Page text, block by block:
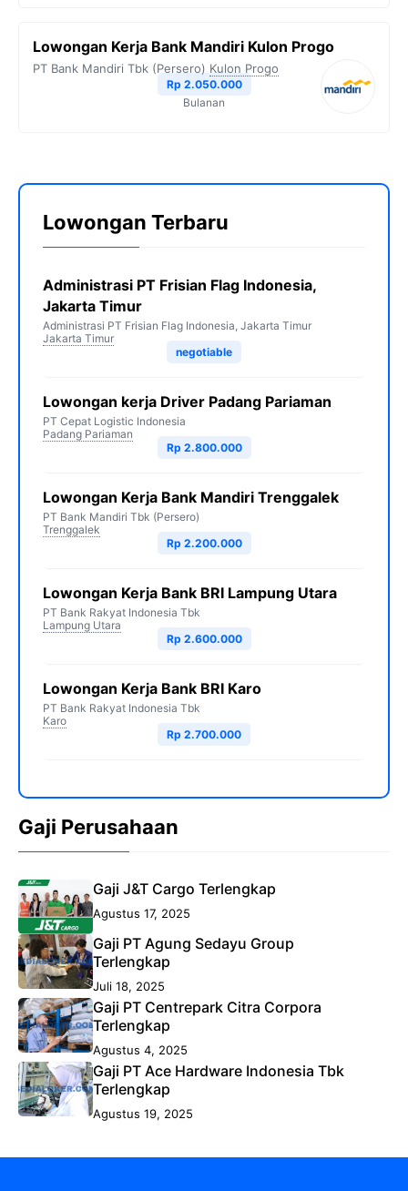
Lowongan Kerja Bank Mandiri Kulon Progo
PT Bank Mandiri Tbk (Persero) Kulon Progo
Rp 2.050.000
Bulanan
Lowongan Terbaru
Administrasi PT Frisian Flag Indonesia,
Jakarta Timur
Administrasi PT Frisian Flag Indonesia, Jakarta Timur
Jakarta Timur
negotiable
Lowongan kerja Driver Padang Pariaman
PT Cepat Logistic Indonesia
Padang Pariaman
Rp 2.800.000
Lowongan Kerja Bank Mandiri Trenggalek
PT Bank Mandiri Tbk (Persero)
Trenggalek
Rp 2.200.000
Lowongan Kerja Bank BRI Lampung Utara
PT Bank Rakyat Indonesia Tbk
Lampung Utara
Rp 2.600.000
Lowongan Kerja Bank BRI Karo
PT Bank Rakyat Indonesia Tbk
Karo
Rp 2.700.000
Gaji Perusahaan
Gaji J&T Cargo Terlengkap
Agustus 17, 2025
Gaji PT Agung Sedayu Group
Terlengkap
Juli 18, 2025
Gaji PT Centrepark Citra Corpora
Terlengkap
Agustus 4, 2025
Gaji PT Ace Hardware Indonesia Tbk
Terlengkap
Agustus 19, 2025